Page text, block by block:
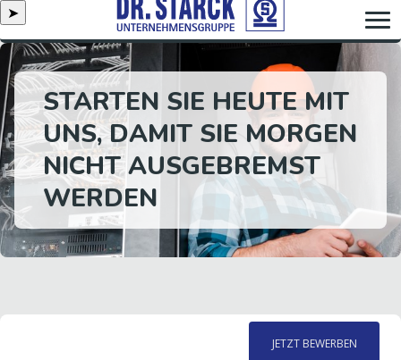
➤
STARTEN SIE HEUTE MIT
UNS, DAMIT SIE MORGEN
NICHT AUSGEBREMST
WERDEN
JETZT BEWERBEN